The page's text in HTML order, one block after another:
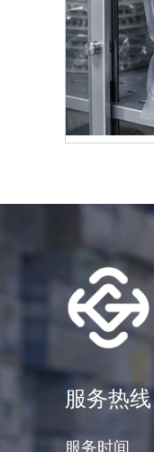
服务热线
服务时间